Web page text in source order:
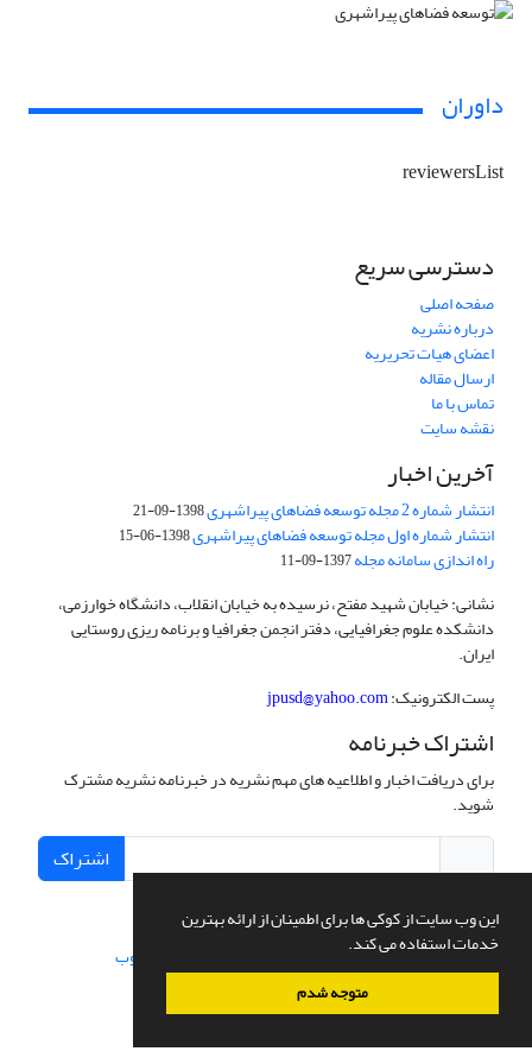
این وب سایت از کوکی ها برای اطمینان از ارائه بهترین
خدمات استفاده می کند.
متوجه شدم
داوران
reviewersList
دسترسی سریع
صفحه اصلی
درباره نشریه
اعضای هیات تحریریه
ارسال مقاله
تماس با ما
نقشه سایت
آخرین اخبار
انتشار شماره 2 مجله توسعه فضاهای پیراشهری 1398-09-21
انتشار شماره اول مجله توسعه فضاهای پیراشهری1398-06-15
راه اندازی سامانه مجله1397-09-11
نشانی: خیابان شهید مفتح، نرسیده به خیابان انقلاب، دانشگاه خوارزمی،
دانشکده علوم جغرافیایی، دفتر انجمن جغرافیا و برنامه ریزی روستایی
ایران.
پست الکترونیک:jpusd@yahoo.com
اشتراک خبرنامه
برای دریافت اخبار و اطلاعیه های مهم نشریه در خبرنامه نشریه مشترک
شوید.
اشتراک
سامانه مدیریت نشریات علمی. سیناوب